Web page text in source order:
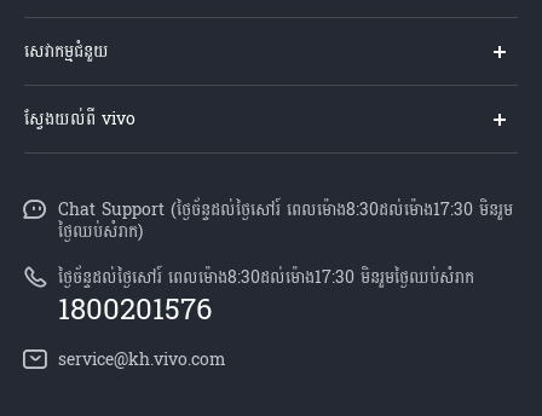
V60 Lite
V60 5G
V50 Lite
បណ្តាហាងលក់
គ្រប់ម៉ូឌែល
សេវាកម្មជំនួយ
មជ្ឈមណ្ឌល​សេវាកម្ម
Funtouch OS
ការផ្ទៀងផ្ទាត់ IMEI
ពិនិត្យតម្លៃគ្រឿងបន្លាស់
សេវាកម្មជួសជុលដោយដឹកយកទៅជូន
ស្វែងយល់ពី vivo
ព័ត៌មាន
អាជីពនៅ vivo
សេចក្តីជូនដំណឹងផ្លូវច្បាប់
អំពី​ពួក​យើង
Chat Support (ថ្ងៃច័ន្ទដល់ថ្ងៃសៅរ៍ ពេលម៉ោង8:30ដល់ម៉ោង17:30 មិនរួម
ថ្ងៃឈប់សំរាក)
ថ្ងៃច័ន្ទដល់ថ្ងៃសៅរ៍ ពេលម៉ោង8:30ដល់ម៉ោង17:30 មិនរួមថ្ងៃឈប់សំរាក
1800201576
service@kh.vivo.com